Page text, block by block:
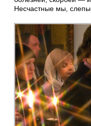
Несчастные мы,